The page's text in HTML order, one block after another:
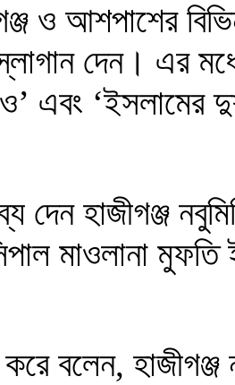
ও আশপাশের
দেন। এর
এবং ‘ইসলামের
দেন হাজীগঞ্জ
মাওলানা
বলেন, হাজীগঞ্জ